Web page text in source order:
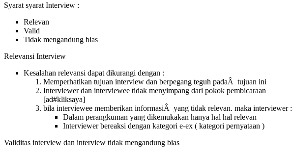
Syarat syarat Interview :
Relevan
Valid
Tidak mengandung bias
Relevansi Interview
Kesalahan relevansi dapat dikurangi dengan :
Memperhatikan tujuan interview dan berpegang teguh padaÂ tujuan ini
Interviewer dan interviewee tidak menyimpang dari pokok pembicaraan
[ad#kliksaya]
bila interviewee memberikan informasiÂ yang tidak relevan. maka interviewer :
Dalam perangkuman yang dikemukakan hanya hal hal relevan
Interviewer bereaksi dengan kategori e-ex ( kategori pernyataan )
Validitas interview dan interview tidak mengandung bias